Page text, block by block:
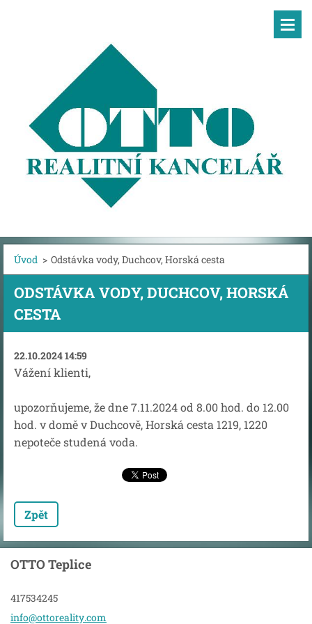
Úvod > Odstávka vody, Duchcov, Horská cesta
ODSTÁVKA VODY, DUCHCOV, HORSKÁ
CESTA
22.10.2024 14:59
Vážení klienti,
upozorňujeme, že dne 7.11.2024 od 8.00 hod. do 12.00
hod. v domě v Duchcově, Horská cesta 1219, 1220
nepoteče studená voda.
Zpět
OTTO Teplice
417534245
info@ottoreality.com